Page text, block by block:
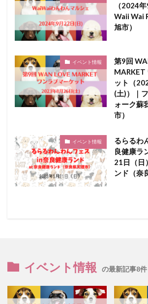
（2024
Waii Wai
旭市）
イベント情報
第9回
MARKET
ット（
(土)）｜
ォーク蘇
市）
イベント情報
るらるわ
良健康ラ
21日（日
ンド（奈
イベント情報 の最新記事8件